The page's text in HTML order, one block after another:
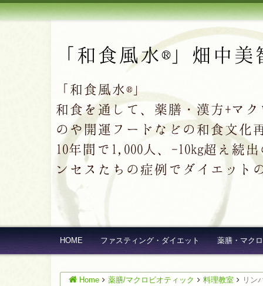
「和食風水®」畑中
「和食風水®」
和食を通して、薬膳・漢方+マ
のや開運フードなどの和食文化
10年間で1,000人、-10kg超え続
ンセスたちの症例でダイエット
HOME ファスティング・ダイエット 薬膳・マク
Home 薬膳/マクロビオティック 料理教室 リン